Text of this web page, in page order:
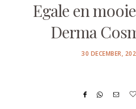
Egale en
Derma
POSTED
30 DECEMBER,